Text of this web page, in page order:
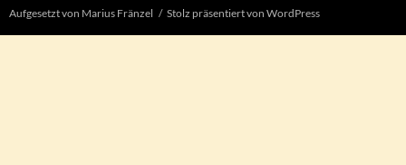
Aufgesetzt von Marius Fränzel Stolz präsentiert von WordPress